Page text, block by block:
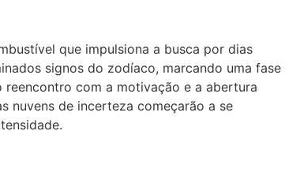
que impulsiona a busca por dias
signos do zodíaco, marcando uma fase
com a motivação e a abertura
nuvens de incerteza começarão a se